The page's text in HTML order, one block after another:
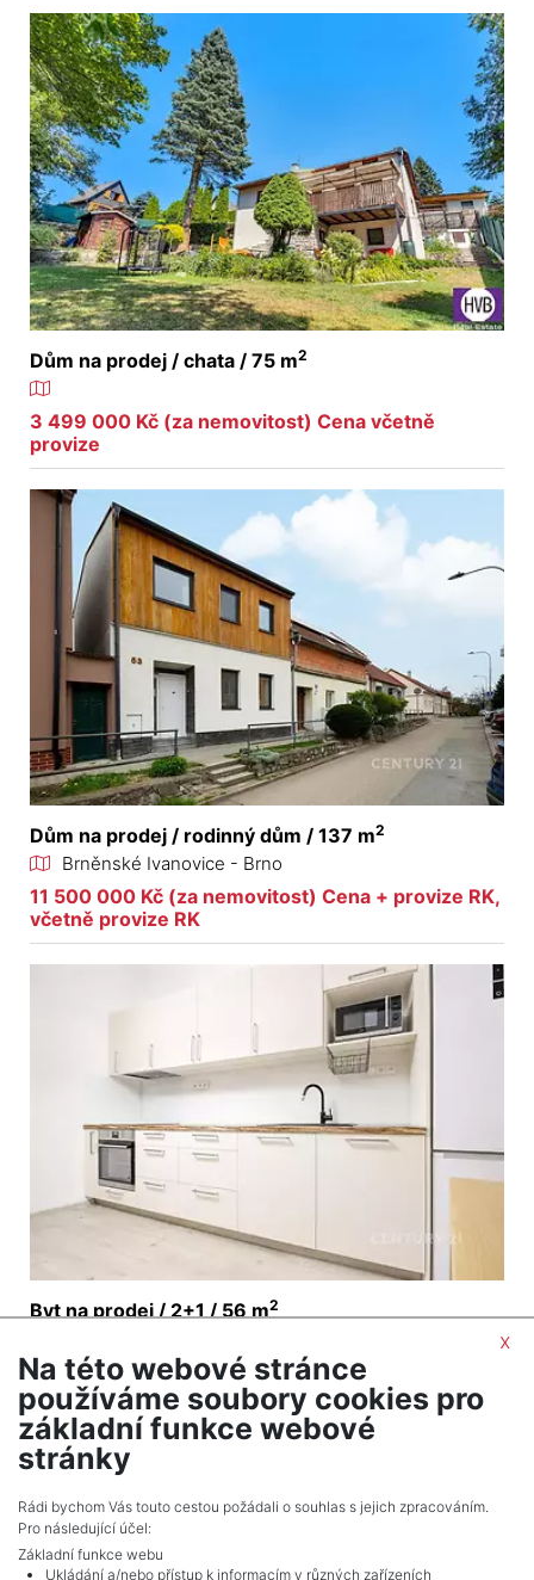
Dům na prodej / chata / 75 m2
3 499 000 Kč (za nemovitost) Cena včetně
provize
Dům na prodej / rodinný dům / 137 m2
Brněnské Ivanovice - Brno
11 500 000 Kč (za nemovitost) Cena + provize RK,
včetně provize RK
Byt na prodej / 2+1 / 56 m2
6 390 000 Kč (za nemovitost) Cena + provize RK,
včetně provize RK
Celkem4,268inzerátů.
x
Na této webové stránce
používáme soubory cookies pro
základní funkce webové
stránky
Rádi bychom Vás touto cestou požádali o souhlas s jejich zpracováním.
Pro následující účel:
Základní funkce webu
Ukládání a/nebo přístup k informacím v různých zařízeních